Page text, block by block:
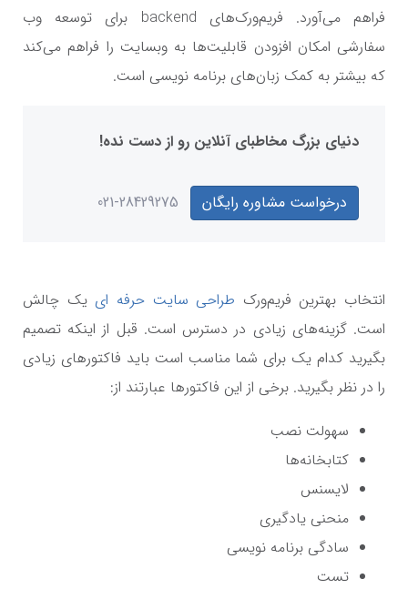
فراهم می‌آورد. فریم‌ورک‌های backend برای توسعه وب
سفارشی امکان افزودن قابلیت‌ها به وبسایت را فراهم می‌کند
که بیشتر به کمک زبان‌های برنامه نویسی است.
دنیای بزرگ مخاطبای آنلاین رو از دست نده!
درخواست مشاوره رایگان 021-28429275
انتخاب بهترین فریم‌ورک طراحی سایت حرفه ای یک چالش
است. گزینه‌های زیادی در دسترس است. قبل از اینکه تصمیم
بگیرید کدام یک برای شما مناسب است باید فاکتورهای زیادی
را در نظر بگیرید. برخی از این فاکتورها عبارتند از:
سهولت نصب
کتابخانه‌ها
لایسنس
منحنی یادگیری
سادگی برنامه نویسی
تست